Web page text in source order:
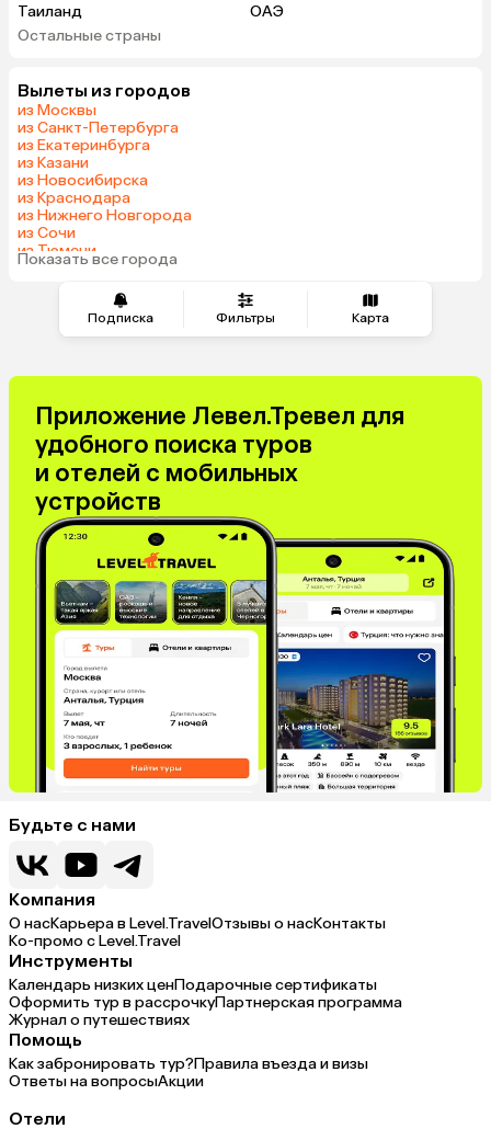
Подписка Фильтры Карта
Таиланд
ОАЭ
Вьетнам
Шри-Ланка
Азербайджан
Сербия
Киргизия
Саудовская Аравия
Венгрия
Остальные страны
Вылеты из городов
из Москвы
из Санкт-Петербурга
из Екатеринбурга
из Казани
из Новосибирска
из Краснодара
из Нижнего Новгорода
из Сочи
из Тюмени
из Челябинска
Показать все города
Приложение Левел.Тревел для
удобного поиска туров
и отелей с мобильных
устройств
Будьте с нами
Компания
О насКарьера в Level.TravelОтзывы о насКонтакты
Ко-промо с Level.Travel
Инструменты
Календарь низких ценПодарочные сертификаты
Оформить тур в рассрочкуПартнерская программа
Журнал о путешествиях
Помощь
Как забронировать тур?Правила въезда и визы
Ответы на вопросыАкции
Отели